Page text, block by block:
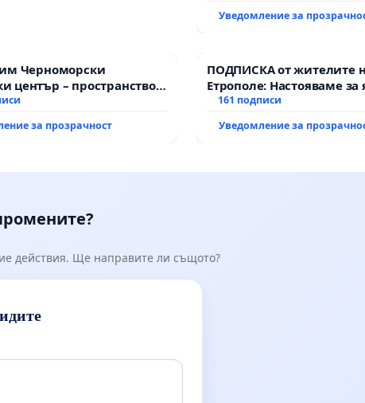
Уведомление за
Черноморски
център – пространство
на Варна
за прозрачност
ПОДПИСКА от жителите
Етрополе: Настояваме за
гаранции от “Елаците-
всички екологични
161 подписи
Уведомление за
действия. Ще направите ли същото?